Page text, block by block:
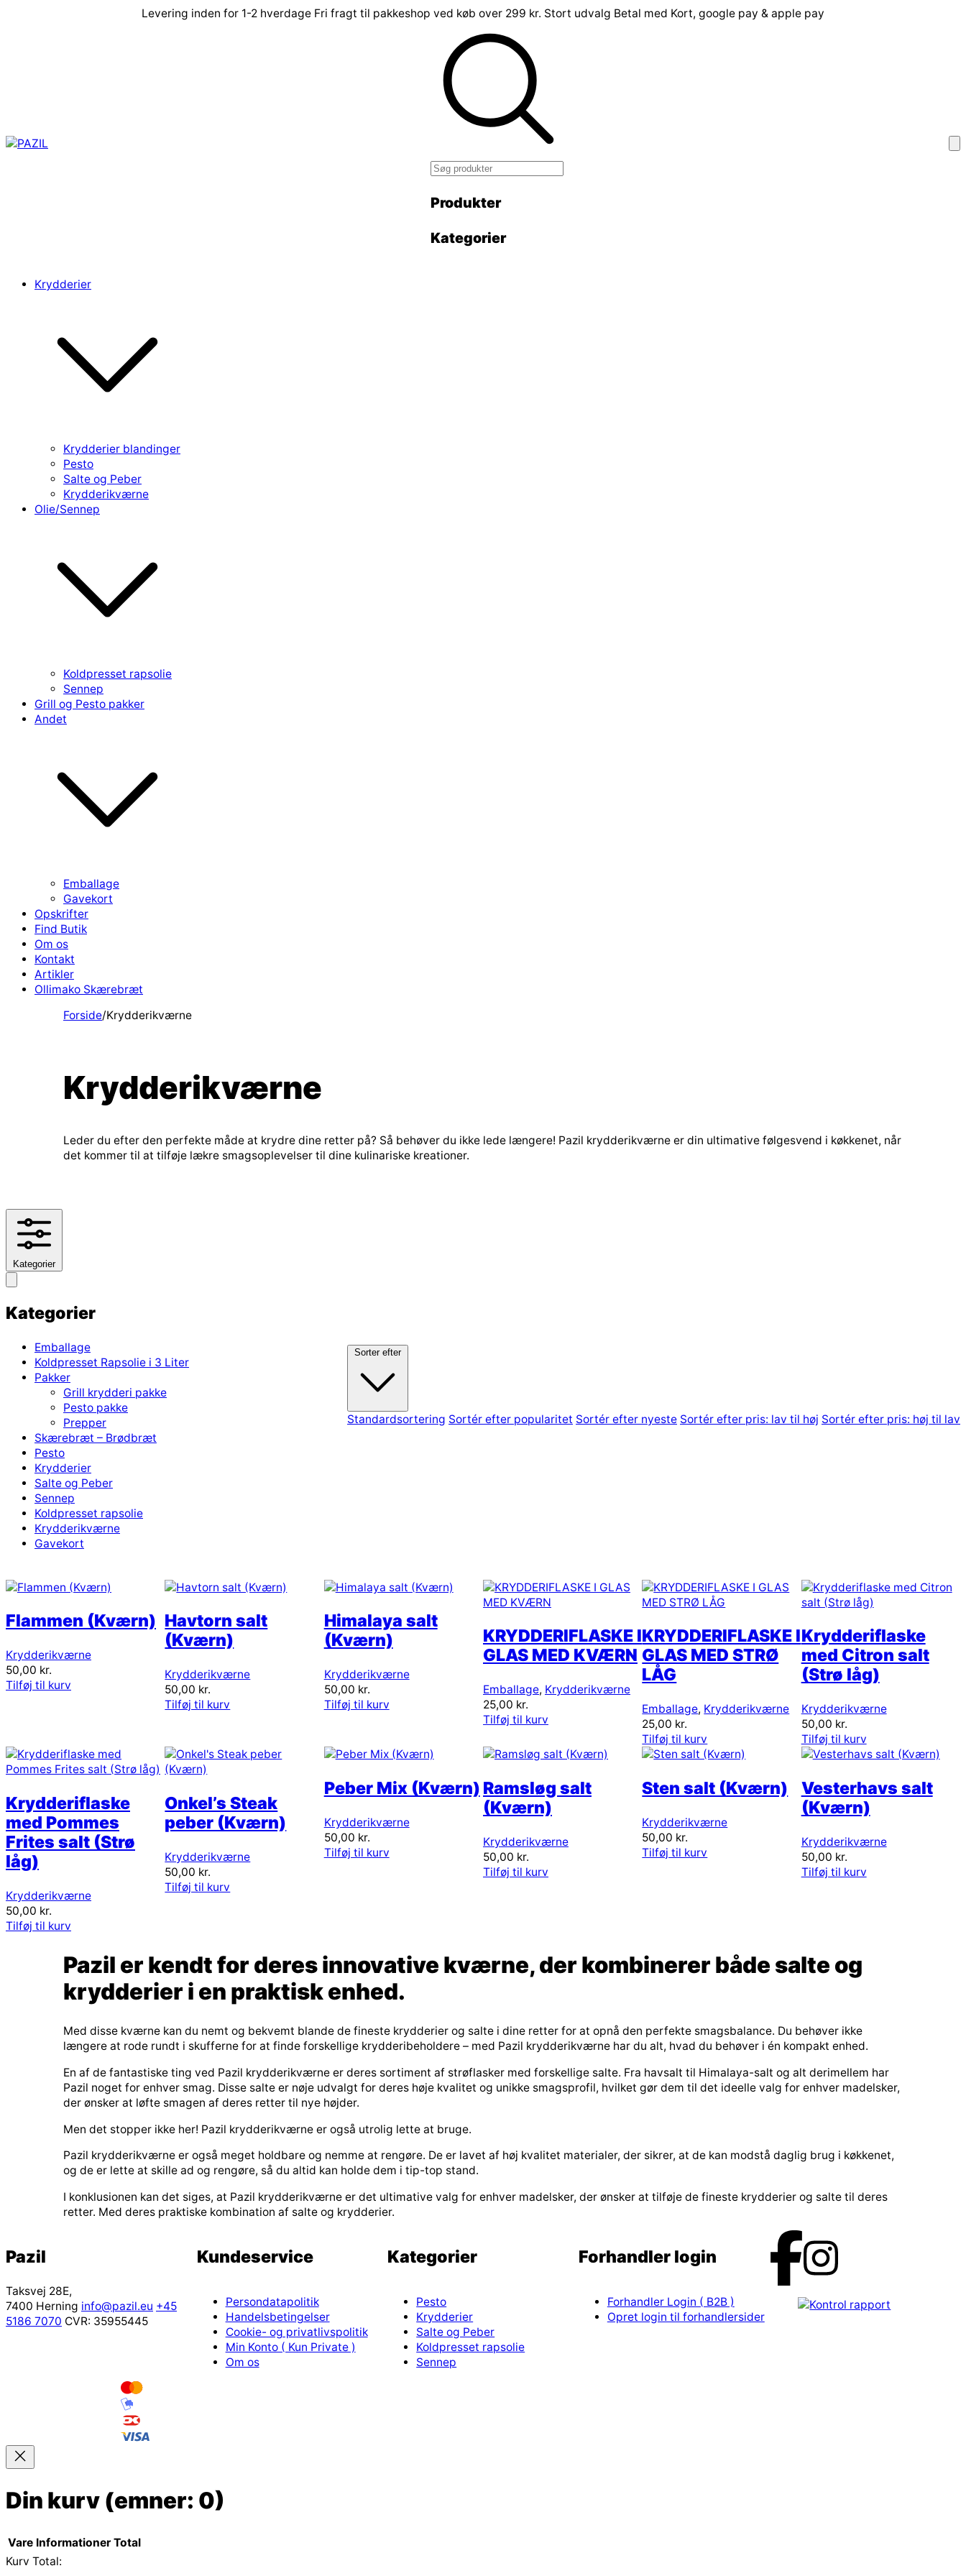
Levering inden for 1-2 hverdage Fri fragt til pakkeshop ved køb over 299 kr. Stort udvalg Betal med Kort, google pay & apple pay
Produkter
Kategorier
Krydderier
Krydderier blandinger
Pesto
Salte og Peber
Krydderikværne
Olie/Sennep
Koldpresset rapsolie
Sennep
Grill og Pesto pakker
Andet
Emballage
Gavekort
Opskrifter
Find Butik
Om os
Kontakt
Artikler
Ollimako Skærebræt
Forside/Krydderikværne
Krydderikværne
Leder du efter den perfekte måde at krydre dine retter på? Så behøver du ikke lede længere! Pazil krydderikværne er din ultimative følgesvend i køkkenet, når
det kommer til at tilføje lækre smagsoplevelser til dine kulinariske kreationer.
Kategorier
Kategorier
Emballage
Koldpresset Rapsolie i 3 Liter
Pakker
Grill krydderi pakke
Pesto pakke
Prepper
Skærebræt – Brødbræt
Pesto
Krydderier
Salte og Peber
Sennep
Koldpresset rapsolie
Krydderikværne
Gavekort
Sorter efter
Standardsortering Sortér efter popularitet Sortér efter nyeste Sortér efter pris: lav til høj Sortér efter pris: høj til lav
Flammen (Kværn)
Krydderikværne
50,00 kr.
Tilføj til kurv
Havtorn salt
(Kværn)
Krydderikværne
50,00 kr.
Tilføj til kurv
Himalaya salt
(Kværn)
Krydderikværne
50,00 kr.
Tilføj til kurv
KRYDDERIFLASKE I
GLAS MED KVÆRN
Emballage, Krydderikværne
25,00 kr.
Tilføj til kurv
KRYDDERIFLASKE I
GLAS MED STRØ
LÅG
Emballage, Krydderikværne
25,00 kr.
Tilføj til kurv
Krydderiflaske
med Citron salt
(Strø låg)
Krydderikværne
50,00 kr.
Tilføj til kurv
Krydderiflaske
med Pommes
Frites salt (Strø
låg)
Krydderikværne
50,00 kr.
Tilføj til kurv
Onkel’s Steak
peber (Kværn)
Krydderikværne
50,00 kr.
Tilføj til kurv
Peber Mix (Kværn)
Krydderikværne
50,00 kr.
Tilføj til kurv
Ramsløg salt
(Kværn)
Krydderikværne
50,00 kr.
Tilføj til kurv
Sten salt (Kværn)
Krydderikværne
50,00 kr.
Tilføj til kurv
Vesterhavs salt
(Kværn)
Krydderikværne
50,00 kr.
Tilføj til kurv
Pazil er kendt for deres innovative kværne, der kombinerer både salte og
krydderier i en praktisk enhed.
Med disse kværne kan du nemt og bekvemt blande de fineste krydderier og salte i dine retter for at opnå den perfekte smagsbalance. Du behøver ikke
længere at rode rundt i skufferne for at finde forskellige krydderibeholdere – med Pazil krydderikværne har du alt, hvad du behøver i én kompakt enhed.
En af de fantastiske ting ved Pazil krydderikværne er deres sortiment af strøflasker med forskellige salte. Fra havsalt til Himalaya-salt og alt derimellem har
Pazil noget for enhver smag. Disse salte er nøje udvalgt for deres høje kvalitet og unikke smagsprofil, hvilket gør dem til det ideelle valg for enhver madelsker,
der ønsker at løfte smagen af deres retter til nye højder.
Men det stopper ikke her! Pazil krydderikværne er også utrolig lette at bruge.
Pazil krydderikværne er også meget holdbare og nemme at rengøre. De er lavet af høj kvalitet materialer, der sikrer, at de kan modstå daglig brug i køkkenet,
og de er lette at skille ad og rengøre, så du altid kan holde dem i tip-top stand.
I konklusionen kan det siges, at Pazil krydderikværne er det ultimative valg for enhver madelsker, der ønsker at tilføje de fineste krydderier og salte til deres
retter. Med deres praktiske kombination af salte og krydderier.
Pazil
Taksvej 28E,
7400 Herning info@pazil.eu +45
5186 7070 CVR: 35955445
Kundeservice
Persondatapolitik
Handelsbetingelser
Cookie- og privatlivspolitik
Min Konto ( Kun Private )
Om os
Kategorier
Pesto
Krydderier
Salte og Peber
Koldpresset rapsolie
Sennep
Forhandler login
Forhandler Login ( B2B )
Opret login til forhandlersider
Din kurv (emner: 0)
Vare Informationer Total
Kurv Total: